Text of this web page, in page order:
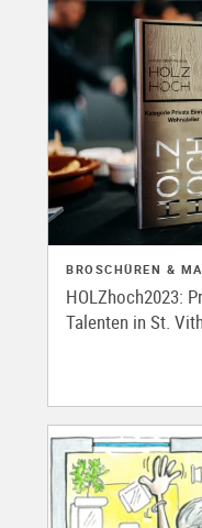
BROSCHÜREN &
HOLZhoch2023:
Talenten in St.